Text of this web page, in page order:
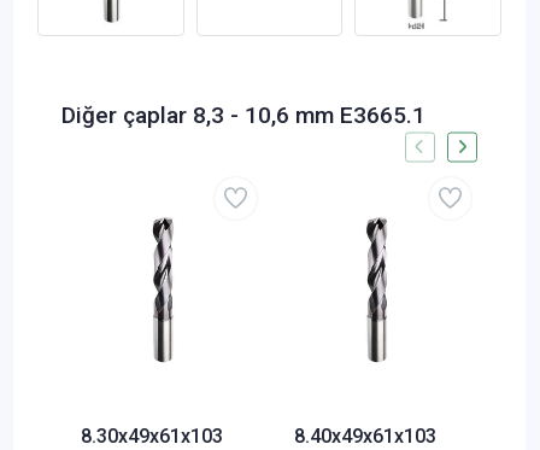
Diğer çaplar 8,3 - 10,6 mm E3665.1
8.30x49x61x103
8.40x49x61x103